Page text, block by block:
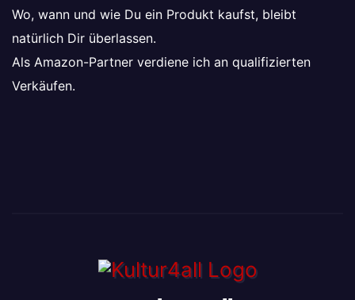
Wo, wann und wie Du ein Produkt kaufst, bleibt
natürlich Dir überlassen.
Als Amazon-Partner verdiene ich an qualifizierten
Verkäufen.